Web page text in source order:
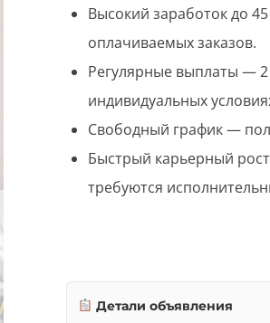
Высокий заработок до
оплачиваемых заказов.
Регулярные выплаты —
индивидуальных
Свободный график —
Быстрый карьерный
требуются
Детали объявления